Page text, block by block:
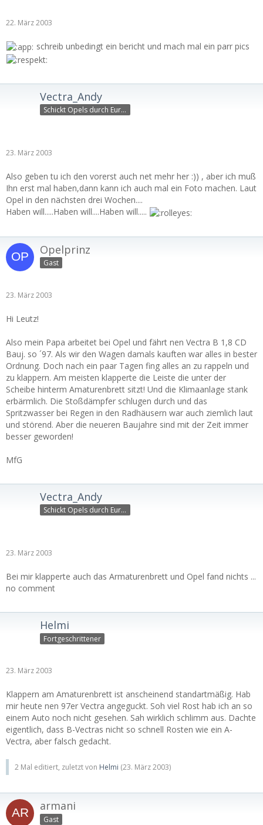
22. März 2003
schreib unbedingt ein bericht und mach mal ein parr pics
Vectra_Andy
Schickt Opels durch Europ
23. März 2003
Also geben tu ich den vorerst auch net mehr her :)) , aber ich muß
Ihn erst mal haben,dann kann ich auch mal ein Foto machen. Laut
Opel in den nächsten drei Wochen....
Haben will.....Haben will....Haben will.....
Opelprinz
Gast
23. März 2003
Hi Leutz!
Also mein Papa arbeitet bei Opel und fährt nen Vectra B 1,8 CD
Bauj. so ´97. Als wir den Wagen damals kauften war alles in bester
Ordnung. Doch nach ein paar Tagen fing alles an zu rappeln und
zu klappern. Am meisten klapperte die Leiste die unter der
Scheibe hinterm Amaturenbrett sitzt! Und die Klimaanlage stank
erbärmlich. Die Stoßdämpfer schlugen durch und das
Spritzwasser bei Regen in den Radhäusern war auch ziemlich laut
und störend. Aber die neueren Baujahre sind mit der Zeit immer
besser geworden!
MfG
Vectra_Andy
Schickt Opels durch Europ
23. März 2003
Bei mir klapperte auch das Armaturenbrett und Opel fand nichts ...
no comment
Helmi
Fortgeschrittener
23. März 2003
Klappern am Amaturenbrett ist anscheinend standartmäßig. Hab
mir heute nen 97er Vectra angeguckt. Soh viel Rost hab ich an so
einem Auto noch nicht gesehen. Sah wirklich schlimm aus. Dachte
eigentlich, dass B-Vectras nicht so schnell Rosten wie ein A-
Vectra, aber falsch gedacht.
2 Mal editiert, zuletzt von Helmi (23. März 2003)
armani
Gast